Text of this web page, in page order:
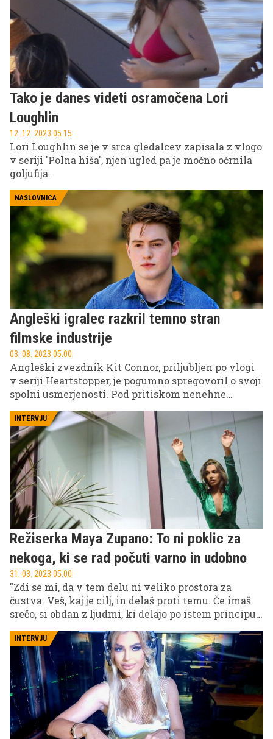
Tako je danes videti osramočena Lori
Loughlin
12. 12. 2023 05.15
Lori Loughlin se je v srca gledalcev zapisala z vlogo
v seriji 'Polna hiša', njen ugled pa je močno očrnila
goljufija.
NASLOVNICA
Angleški igralec razkril temno stran
filmske industrije
03. 08. 2023 05.00
Angleški zvezdnik Kit Connor, priljubljen po vlogi
v seriji Heartstopper, je pogumno spregovoril o svoji
spolni usmerjenosti. Pod pritiskom nenehne
je igralec končno povedal več o svoji identiteti.
INTERVJU
Režiserka Maya Zupano: To ni poklic za
nekoga, ki se rad počuti varno in udobno
31. 03. 2023 05.00
"Zdi se mi, da v tem delu ni veliko prostora za
čustva. Veš, kaj je cilj, in delaš proti temu. Če imaš
srečo, si obdan z ljudmi, ki delajo po istem principu.
režiserka Maya Zupano, ki domuje in deluje v
Londonu.
INTERVJU